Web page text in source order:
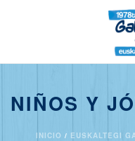
NIÑOS Y
INICIO / EUSKALTEGI